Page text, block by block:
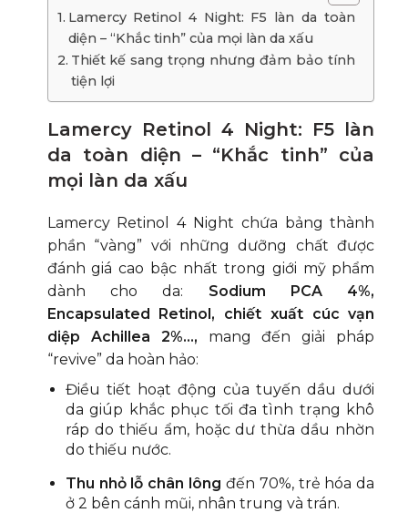
Lamercy Retinol 4 Night: F5 làn da toàn
diện – “Khắc tinh” của mọi làn da xấu
Thiết kế sang trọng nhưng đảm bảo tính
tiện lợi
Lamercy Retinol 4 Night: F5 làn
da toàn diện – “Khắc tinh” của
mọi làn da xấu
Lamercy Retinol 4 Night chứa bảng thành
phần “vàng” với những dưỡng chất được
đánh giá cao bậc nhất trong giới mỹ phẩm
dành cho da: Sodium PCA 4%,
Encapsulated Retinol, chiết xuất cúc vạn
diệp Achillea 2%…, mang đến giải pháp
“revive” da hoàn hảo:
Điều tiết hoạt động của tuyến dầu dưới
da giúp khắc phục tối đa tình trạng khô
ráp do thiếu ẩm, hoặc dư thừa dầu nhờn
do thiếu nước.
Thu nhỏ lỗ chân lông đến 70%, trẻ hóa da
ở 2 bên cánh mũi, nhân trung và trán.